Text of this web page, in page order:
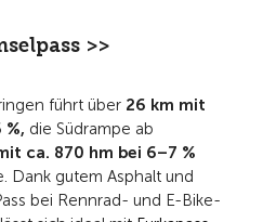
>>
führt über 26 km mit
%, die Südrampe ab
ca. 870 hm bei 6–7 %
Dank gutem Asphalt und
bei Rennrad- und E-Bike-